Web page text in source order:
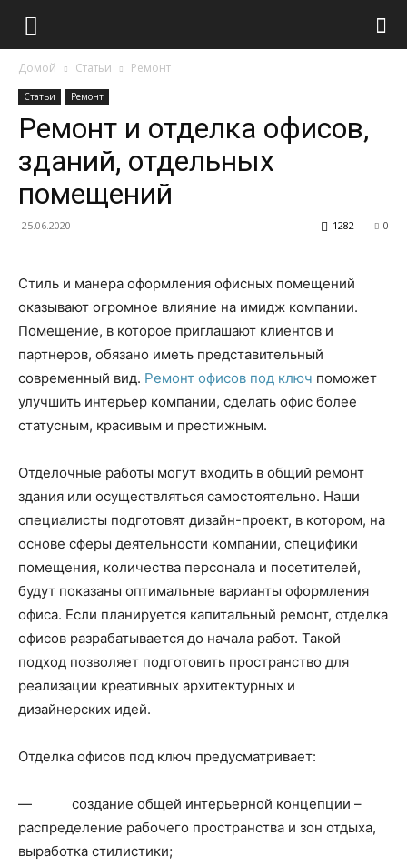
Домой Статьи Ремонт
Статьи Ремонт
Ремонт и отделка офисов,
зданий, отдельных
помещений
25.06.2020 0
1282
Стиль и манера оформления офисных помещений
оказывают огромное влияние на имидж компании.
Помещение, в которое приглашают клиентов и
партнеров, обязано иметь представительный
современный вид. Ремонт офисов под ключ поможет
улучшить интерьер компании, сделать офис более
статусным, красивым и престижным.
Отделочные работы могут входить в общий ремонт
здания или осуществляться самостоятельно. Наши
специалисты подготовят дизайн-проект, в котором, на
основе сферы деятельности компании, специфики
помещения, количества персонала и посетителей,
будут показаны оптимальные варианты оформления
офиса. Если планируется капитальный ремонт, отделка
офисов разрабатывается до начала работ. Такой
подход позволяет подготовить пространство для
реализации креативных архитектурных и
дизайнерских идей.
Отделка офисов под ключ предусматривает:
— создание общей интерьерной концепции –
распределение рабочего пространства и зон отдыха,
выработка стилистики;